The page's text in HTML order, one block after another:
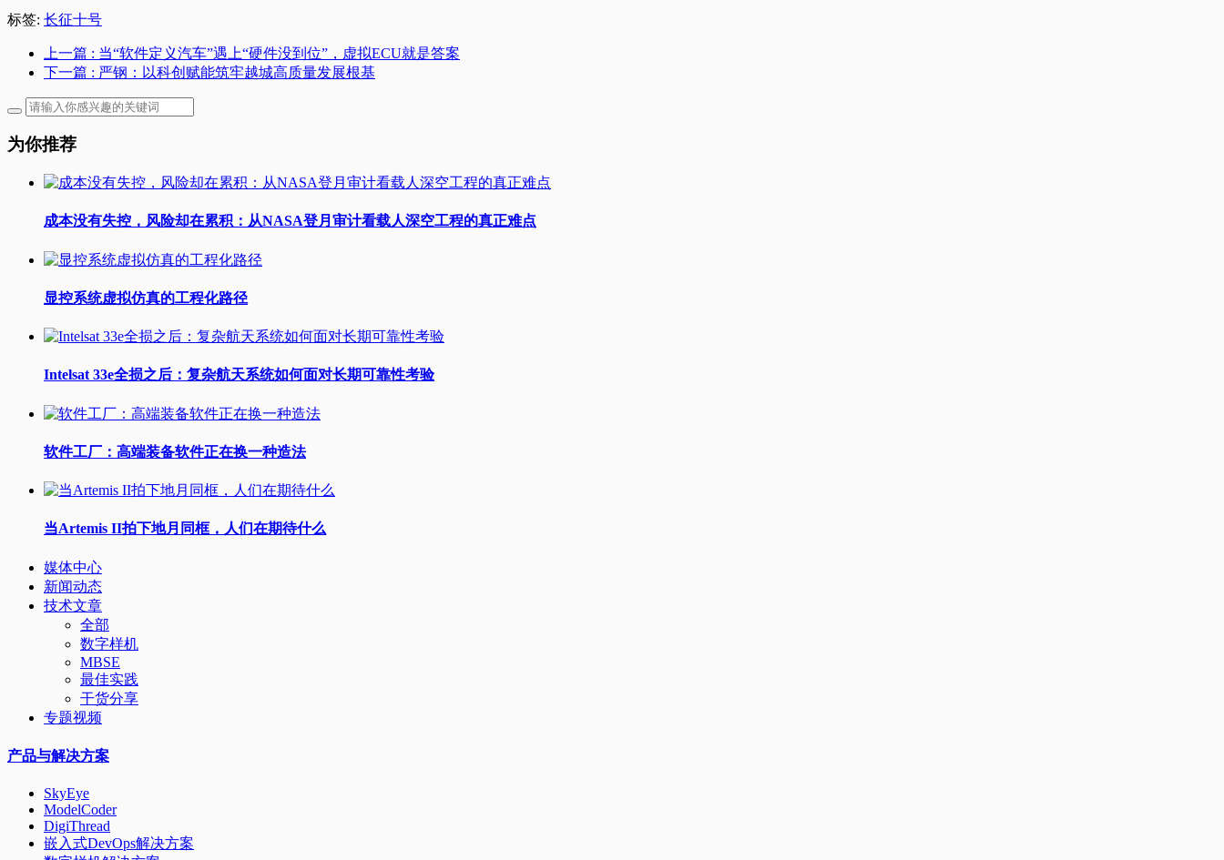
标签: 长征十号
上一篇 : 当“软件定义汽车”遇上“硬件没到位”，虚拟ECU就是答案
下一篇 : 严钢：以科创赋能筑牢越城高质量发展根基
为你推荐
成本没有失控，风险却在累积：从NASA登月审计看载人深空工程的真正难点
显控系统虚拟仿真的工程化路径
Intelsat 33e全损之后：复杂航天系统如何面对长期可靠性考验
软件工厂：高端装备软件正在换一种造法
当Artemis II拍下地月同框，人们在期待什么
媒体中心
新闻动态
技术文章
全部
数字样机
MBSE
最佳实践
干货分享
专题视频
产品与解决方案
SkyEye
ModelCoder
DigiThread
嵌入式DevOps解决方案